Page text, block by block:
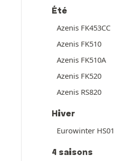
Été
Azenis FK453CC
Azenis FK510
Azenis FK510A
Azenis FK520
Azenis RS820
Hiver
Eurowinter HS01
4 saisons